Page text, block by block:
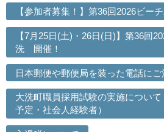
【参加者募集！】第36回2026ビー
【7月25日(土)・26日(日)】第36回
洗 開催！
日本郵便や郵便局を装った電話にご
大洗町職員採用試験の実施につい
予定・社会人経験者）